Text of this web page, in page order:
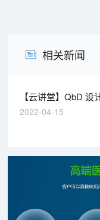
相关新闻
【云讲堂】QbD
2022-04-15